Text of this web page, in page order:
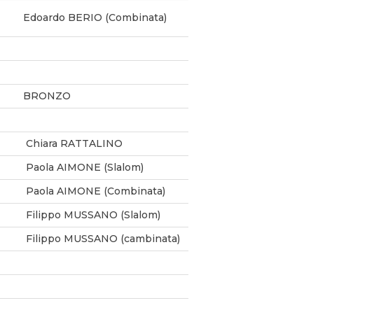
Edoardo BERIO (Combinata)
BRONZO
Chiara RATTALINO
Paola AIMONE (Slalom)
Paola AIMONE (Combinata)
Filippo MUSSANO (Slalom)
Filippo MUSSANO (cambinata)